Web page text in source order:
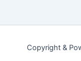
Copyright &